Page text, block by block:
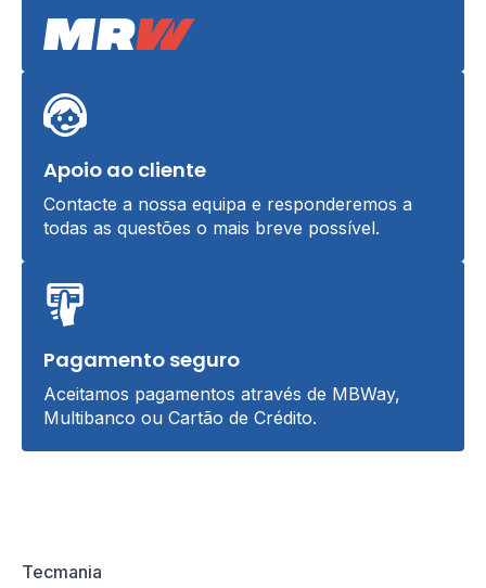
Apoio ao cliente
Contacte a nossa equipa e responderemos a
todas as questões o mais breve possível.
Pagamento seguro
Aceitamos pagamentos através de MBWay,
Multibanco ou Cartão de Crédito.
Tecmania